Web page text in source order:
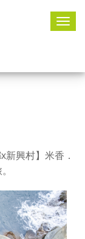
新興村】米香．